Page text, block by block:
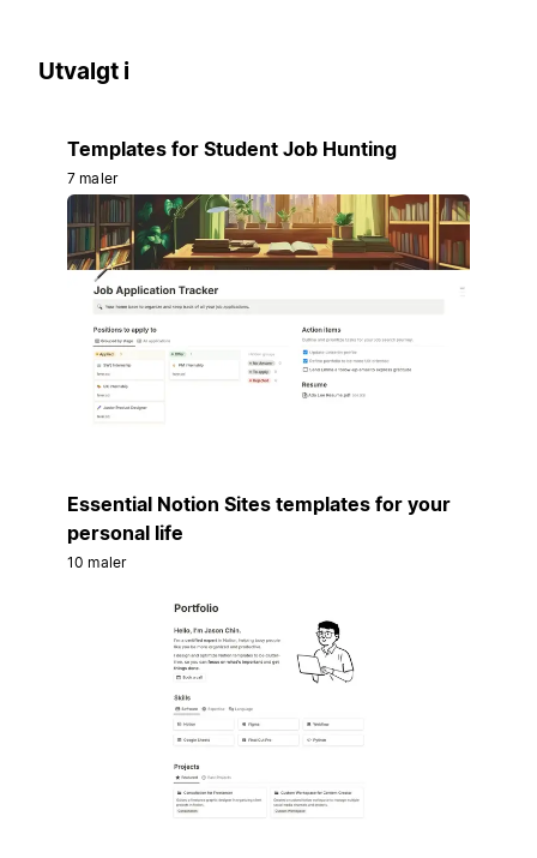
Utvalgt i
Templates for Student Job Hunting
7 maler
Essential Notion Sites templates for your
personal life
10 maler